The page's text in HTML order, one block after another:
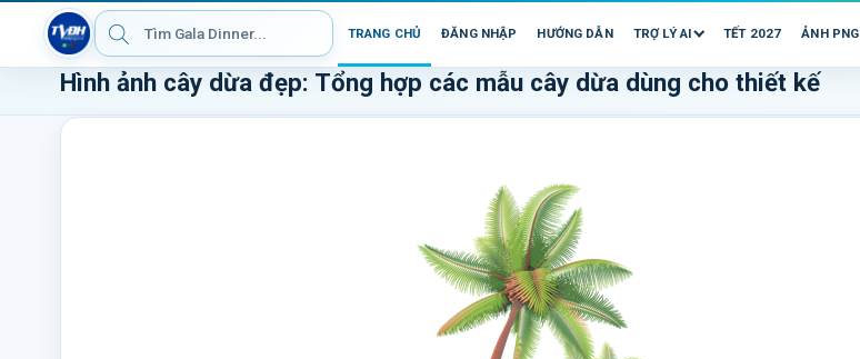
TRANG CHỦ ĐĂNG NHẬP HƯỚNG DẪN TRỢ LÝ AI TẾT 2027 ẢNH PNG
Hình ảnh cây dừa đẹp: Tổng hợp các mẫu cây dừa dùng cho thiết kế